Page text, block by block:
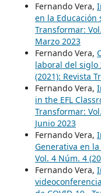
Fernando Vera,
en la Educación
Transformar:
Marzo 2023
Fernando Vera,
laboral del siglo
(2021): Revista
Fernando Vera,
in the EFL
Transformar:
Junio 2023
Fernando Vera,
Generativa en
Vol. 4 Núm. 4
Fernando Vera,